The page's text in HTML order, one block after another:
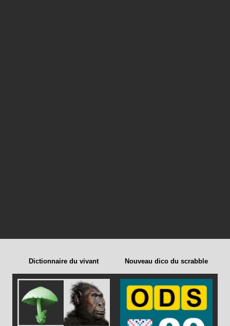
Dictionnaire du vivant Nouveau dico du scrabble